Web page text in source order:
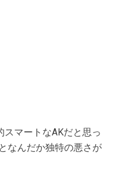
マートなAKだと思っ
なんだか独特の悪さが